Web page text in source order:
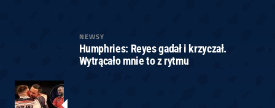
NEWSY
Humphries: Reyes gadał i krzyczał.
Wytrącało mnie to z rytmu